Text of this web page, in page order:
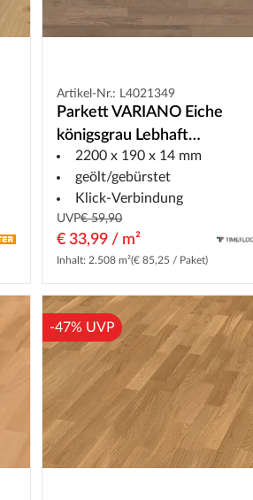
Artikel-Nr.: L4021349
Parkett VARIANO Eiche
königsgrau Lebhaft
Schiffsboden
2200 x 190 x 14 mm
geölt/gebürstet
Klick-Verbindung
UVP€ 59,90
€ 33,99 / m²
Inhalt: 2.508 m²(€ 85,25 / Paket)
-47% UVP